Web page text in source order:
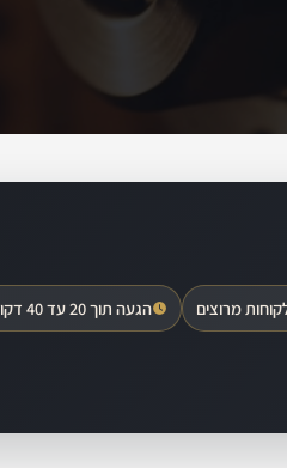
הגעה תוך 20 עד 40 דקות